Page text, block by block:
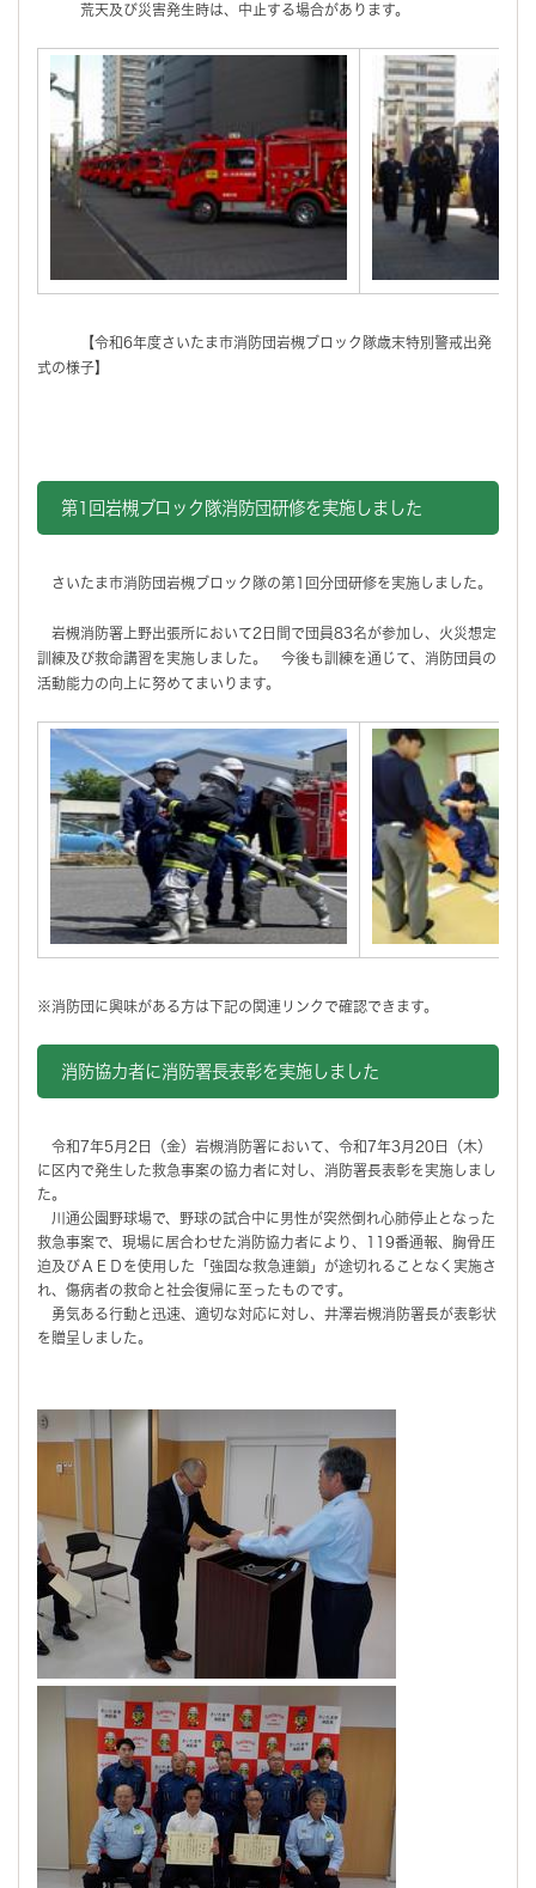
荒天及び災害発生時は、中止する場合があります。
【令和6年度さいたま市消防団岩槻ブロック隊歳末特別警戒出発
式の様子】
第1回岩槻ブロック隊消防団研修を実施しました
さいたま市消防団岩槻ブロック隊の第1回分団研修を実施しました。
岩槻消防署上野出張所において2日間で団員83名が参加し、火災想定
訓練及び救命講習を実施しました。 今後も訓練を通じて、消防団員の
活動能力の向上に努めてまいります。
※消防団に興味がある方は下記の関連リンクで確認できます。
消防協力者に消防署長表彰を実施しました
令和7年5月2日（金）岩槻消防署において、令和7年3月20日（木）
に区内で発生した救急事案の協力者に対し、消防署長表彰を実施しまし
た。
川通公園野球場で、野球の試合中に男性が突然倒れ心肺停止となった
救急事案で、現場に居合わせた消防協力者により、119番通報、胸骨圧
迫及びＡＥＤを使用した「強固な救急連鎖」が途切れることなく実施さ
れ、傷病者の救命と社会復帰に至ったものです。
勇気ある行動と迅速、適切な対応に対し、井澤岩槻消防署長が表彰状
を贈呈しました。